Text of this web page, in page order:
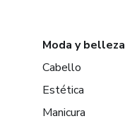
Moda y belleza
Cabello
Estética
Manicura